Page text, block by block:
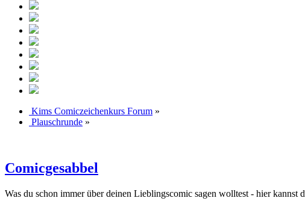
Kims Comiczeichenkurs Forum »
Plauschrunde »
Comicgesabbel
Was du schon immer über deinen Lieblingscomic sagen wolltest - hier kannst